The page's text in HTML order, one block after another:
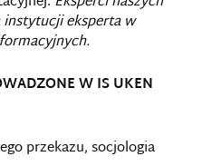
instytucji eksperta w
W IS UKEN
przekazu, socjologia